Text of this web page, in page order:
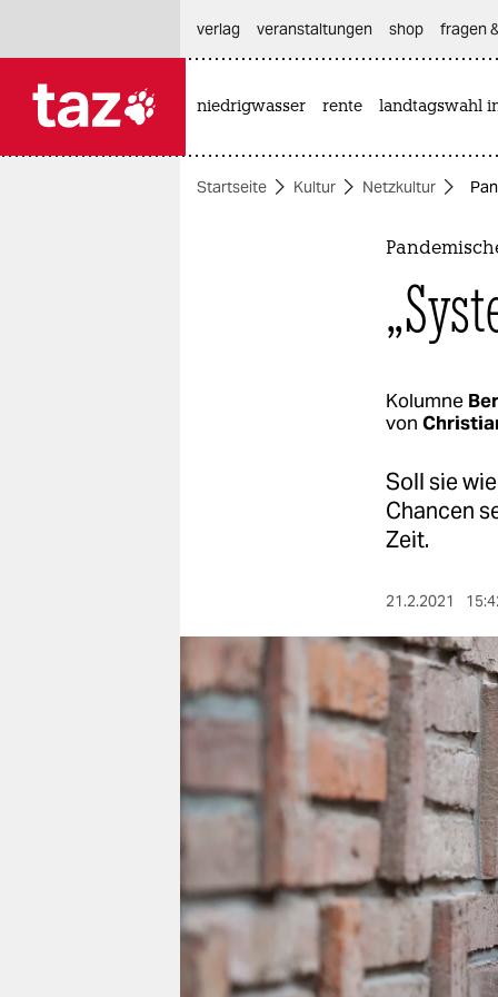
themen
verlag
verlag
veranstaltungen
shop
fragen & hilfe
unterstützen
abo
genossenschaft
verlag
veranstaltungen shop fragen
niedrigwasser rente landtagswahl
Startseite Kultur Netzkultur
Kolumne
von
Soll sie
Chancen
Zeit.
21.2.2021